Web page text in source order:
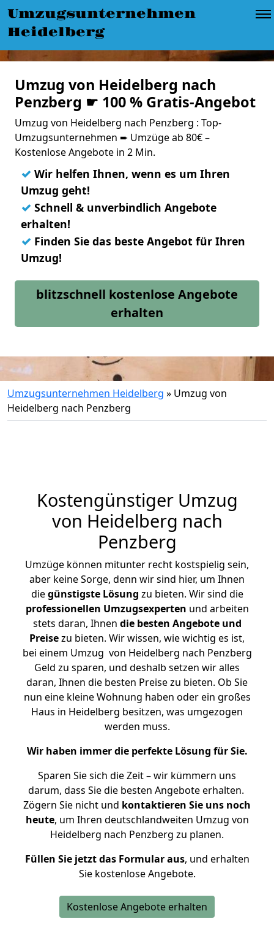
Umzugsunternehmen
Heidelberg
Umzug von Heidelberg nach
Penzberg ☛ 100 % Gratis-Angebot
Umzug von Heidelberg nach Penzberg : Top-
Umzugsunternehmen ➨ Umzüge ab 80€ –
Kostenlose Angebote in 2 Min.
✓ Wir helfen Ihnen, wenn es um Ihren
Umzug geht!
✓ Schnell & unverbindlich Angebote
erhalten!
✓ Finden Sie das beste Angebot für Ihren
Umzug!
blitzschnell kostenlose Angebote
erhalten
Umzugsunternehmen Heidelberg » Umzug von
Heidelberg nach Penzberg
Kostengünstiger Umzug
von Heidelberg nach
Penzberg
Umzüge können mitunter recht kostspielig sein,
aber keine Sorge, denn wir sind hier, um Ihnen
diegünstigste Lösung zu bieten. Wir sind die
professionellen Umzugsexperten und arbeiten
stets daran, Ihnen die besten Angebote und
Preisezu bieten. Wir wissen, wie wichtig es ist,
bei einem Umzug von Heidelberg nach Penzberg
Geld zu sparen, und deshalb setzen wir alles
daran, Ihnen die besten Preise zu bieten. Ob Sie
nun eine kleine Wohnung haben oder ein großes
Haus in Heidelberg besitzen, was umgezogen
werden muss.
Wir haben immer die perfekte Lösung für Sie.
Sparen Sie sich die Zeit – wir kümmern uns
darum, dass Sie die besten Angebote erhalten.
Zögern Sie nicht und kontaktieren Sie uns noch
heute, um Ihren deutschlandweiten Umzug von
Heidelberg nach Penzberg zu planen.
Füllen Sie jetzt das Formular aus, und erhalten
Sie kostenlose Angebote.
Kostenlose Angebote erhalten